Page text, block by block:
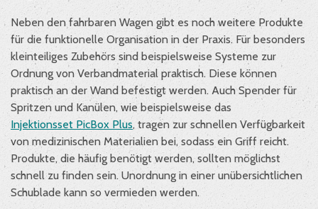
Neben den fahrbaren Wagen gibt es noch weitere Produkte
für die funktionelle Organisation in der Praxis. Für besonders
kleinteiliges Zubehörs sind beispielsweise Systeme zur
Ordnung von Verbandmaterial praktisch. Diese können
praktisch an der Wand befestigt werden. Auch Spender für
Spritzen und Kanülen, wie beispielsweise das
Injektionsset PicBox Plus, tragen zur schnellen Verfügbarkeit
von medizinischen Materialien bei, sodass ein Griff reicht.
Produkte, die häufig benötigt werden, sollten möglichst
schnell zu finden sein. Unordnung in einer unübersichtlichen
Schublade kann so vermieden werden.